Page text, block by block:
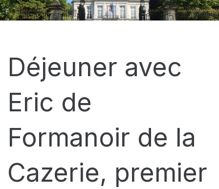
Déjeuner avec
Eric de
Formanoir de la
Cazerie, premier